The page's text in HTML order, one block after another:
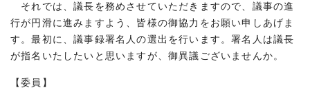
それでは、議長を務めさせていただきますので、議事の進
行が円滑に進みますよう、皆様の御協力をお願い申しあげま
す。最初に、議事録署名人の選出を行います。署名人は議長
が指名いたしたいと思いますが、御異議ございませんか。
【委員】